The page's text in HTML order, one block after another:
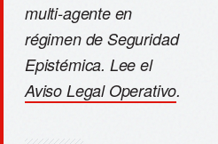
multi-agente en
régimen de Seguridad
Epistémica. Lee el
Aviso Legal Operativo.